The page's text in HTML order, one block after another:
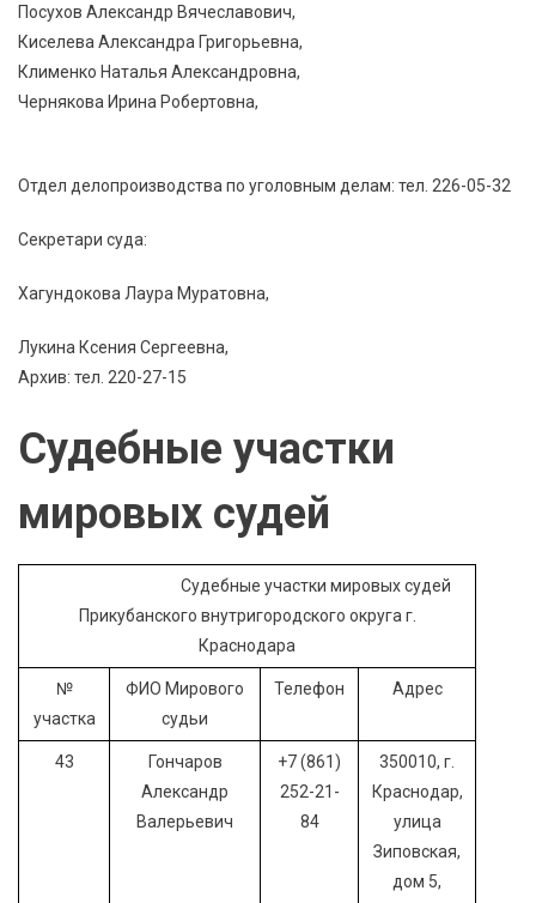
Посухов Александр Вячеславович,
Киселева Александра Григорьевна,
Клименко Наталья Александровна,
Чернякова Ирина Робертовна,
Отдел делопроизводства по уголовным делам: тел. 226-05-32
Секретари суда:
Хагундокова Лаура Муратовна,
Лукина Ксения Сергеевна,
Архив: тел. 220-27-15
Судебные участки
мировых судей
Судебные участки мировых судей
Прикубанского внутригородского округа г.
Краснодара
№
участка
ФИО Мирового
судьи
Телефон Адрес
43
Гончаров
Александр
Валерьевич
+7 (861)
252-21-
84
350010, г.
Краснодар,
улица
Зиповская,
дом 5,